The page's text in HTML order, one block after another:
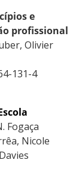
e
profissional
Olivier
131-4
Fogaça
Nicole